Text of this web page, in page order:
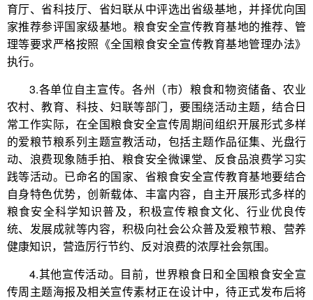
育厅、省科技厅、省妇联从中评选出省级基地，并择优向国
家推荐参评国家级基地。粮食安全宣传教育基地的推荐、管
理等要求严格按照《全国粮食安全宣传教育基地管理办法》
执行。
3.各单位自主宣传。各州（市）粮食和物资储备、农业
农村、教育、科技、妇联等部门，要围绕活动主题，结合日
常工作实际，在全国粮食安全宣传周期间组织开展形式多样
的爱粮节粮系列主题宣教活动，包括主题作品征集、光盘行
动、浪费现象随手拍、粮食安全微课堂、反食品浪费学习实
践等活动。已命名的国家、省粮食安全宣传教育基地要结合
自身特色优势，创新载体、丰富内容，自主开展形式多样的
粮食安全科学知识普及，积极宣传粮食文化、行业优良传
统、发展成就等内容，积极向社会公众普及爱粮节粮、营养
健康知识，营造厉行节约、反对浪费的浓厚社会氛围。
4.其他宣传活动。目前，世界粮食日和全国粮食安全宣
传周主题海报及相关宣传素材正在设计中，待正式发布后将